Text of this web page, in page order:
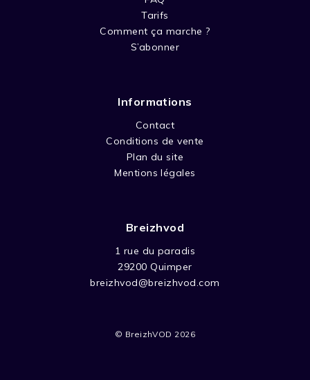
Tarifs
Comment ça marche ?
S’abonner
Informations
Contact
Conditions de vente
Plan du site
Mentions légales
Breizhvod
1 rue du paradis
29200 Quimper
breizhvod@breizhvod.com
© BreizhVOD 2026